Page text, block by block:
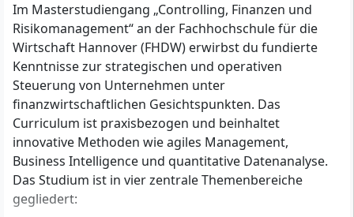
Hochschulabschluss:
Ein mindestens
berufsqualifizierender Hochschulabschluss mit
210 ECTS-Punkten ist erforderlich.
Bachelor mit 180 ECTS:
Auch ein
Bachelorabschluss mit 180 ECTS-Punkten ist
zulässig. Die fehlenden 30 ECTS müssen durch
einen Brückenkurs vor oder parallel zum
Masterstudium nachgeholt werden.
Fachfremder Einstieg:Für Bewerberinnen und
Bewerber ohne wirtschaftswissenschaftlichen
Im Masterstudiengang „Controlling, Finanzen und
Risikomanagement“ an der Fachhochschule für die
Wirtschaft Hannover (FHDW) erwirbst du fundierte
Kenntnisse zur strategischen und operativen
Steuerung von Unternehmen unter
finanzwirtschaftlichen Gesichtspunkten. Das
Curriculum ist praxisbezogen und beinhaltet
innovative Methoden wie agiles Management,
Business Intelligence und quantitative Datenanalyse.
Das Studium ist in vier zentrale Themenbereiche
gegliedert: